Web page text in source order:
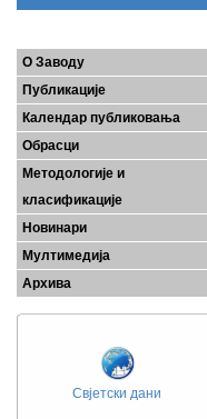
О Заводу
Публикације
Календар публиковања
Обрасци
Методологије и
класификације
Новинари
Мултимедија
Архива
Свјетски дани